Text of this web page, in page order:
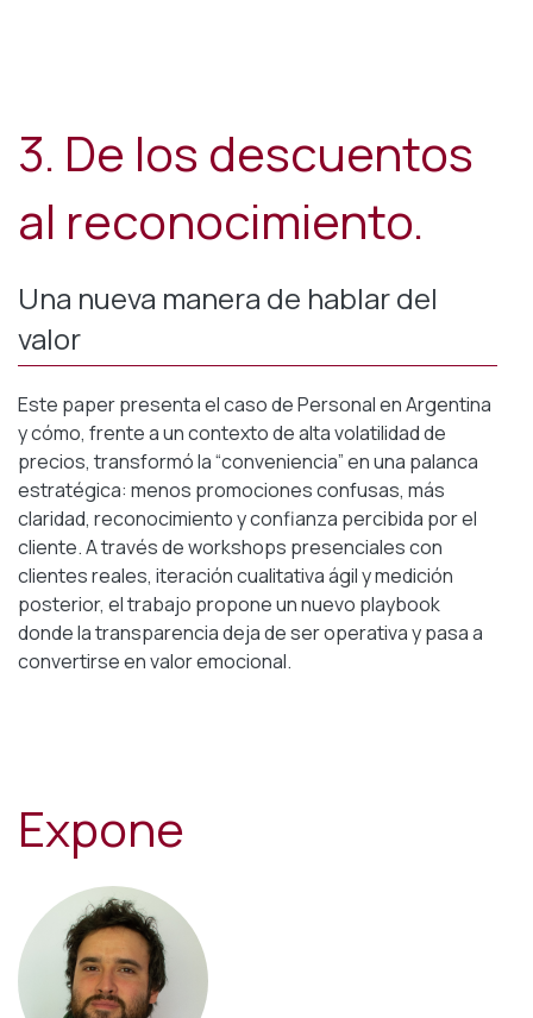
3. De los descuentos
al reconocimiento.
Una nueva manera de hablar del
valor
Este paper presenta el caso de Personal en Argentina
y cómo, frente a un contexto de alta volatilidad de
precios, transformó la “conveniencia” en una palanca
estratégica: menos promociones confusas, más
claridad, reconocimiento y confianza percibida por el
cliente. A través de workshops presenciales con
clientes reales, iteración cualitativa ágil y medición
posterior, el trabajo propone un nuevo playbook
donde la transparencia deja de ser operativa y pasa a
convertirse en valor emocional.
Expone